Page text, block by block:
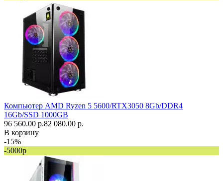
Компьютер AMD Ryzen 5 5600/RTX3050 8Gb/DDR4
16Gb/SSD 1000GB
96 560.00 р.82 080.00 р.
В корзину
-15%
-5000р